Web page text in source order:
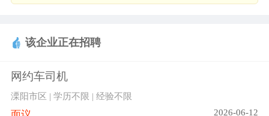
该企业正在招聘
网约车司机
溧阳市区 | 学历不限 | 经验不限
2026-06-12